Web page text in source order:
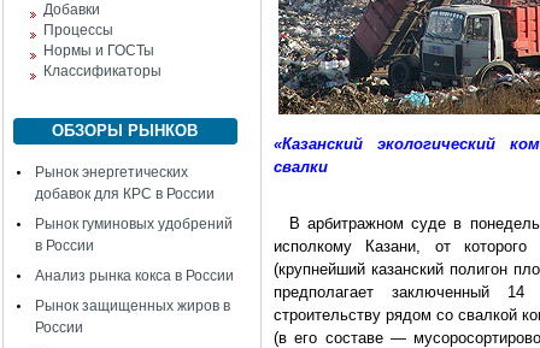
Добавки
Процессы
Нормы и ГОСТы
Классификаторы
ОБЗОРЫ РЫНКОВ
Рынок энергетических
добавок для КРС в России
Рынок гуминовых удобрений
в России
Анализ рынка кокса в России
Рынок защищенных жиров в
России
«Казанский экологический
свалки
В арбитражном суде в
исполкому Казани, от которого
(крупнейший казанский полигон
предполагает заключенный
строительству рядом со свалкой
(в его составе —